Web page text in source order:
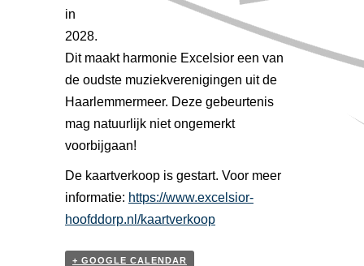
a
t
i
e
in
2028.
Dit maakt harmonie Excelsior een van
de oudste muziekverenigingen uit de
Haarlemmermeer. Deze gebeurtenis
mag natuurlijk niet ongemerkt
voorbijgaan!
De kaartverkoop is gestart. Voor meer
informatie: https://www.excelsior-
hoofddorp.nl/kaartverkoop
+ GOOGLE CALENDAR